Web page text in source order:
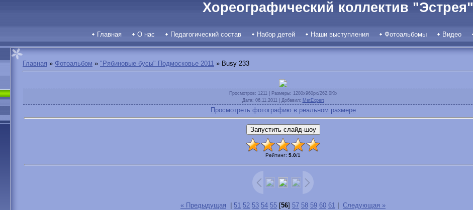
Хореографический коллектив "Эстрея"
Главная О нас Педагогический состав Набор детей Наши выступления Фотоальбомы Видео
Главная » Фотоальбом » "Рябиновые бусы" Подмосковье 2011 » Busy 233
Просмотров: 1211 | Размеры: 1280x960px/262.0Kb
Дата: 06.11.2011 | Добавил: MetExpert
Просмотреть фотографию в реальном размере
Рейтинг: 5.0/1
« Предыдущая 51 52 53 54 55 [56] 57 58 59 60 61 Следующая »